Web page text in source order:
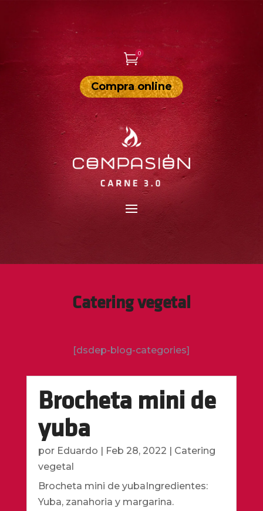
0
Compra online
Catering vegetal
[dsdep-blog-categories]
Brocheta mini de
yuba
por Eduardo | Feb 28, 2022 | Catering
vegetal
Brocheta mini de yubaIngredientes:
Yuba, zanahoria y margarina.